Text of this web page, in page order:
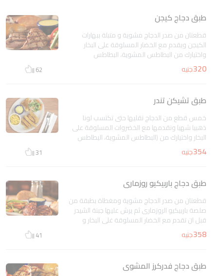
طبق دجاج كيجن
قطعتان من صدر الدجاج مشوية و متبلة ببهارات
الكيجن ويقدم مع الخضار المسلوقة على البخار
واختيارك من البطاطس المشوية، البطاطس
المهروسة، الذرة الحلوة، بطاطس فدركرز زدجيز،
البطاطس المقلية و صلصة الهانى مستردة مع خبز
320جنيه 62
طبق تشيكن تندر
خمس قطع من الدجاج نقليها حتى تكتسب لونا
ذهبيا شهيا ونقدمها مع الخضروات المسلوقة على
البخار واختيارك من (البطاطس المشوية، البطاطس
المهروسة، الذرة الحلوة، بطاطس فدركرز ودجيز، او
البطاطس المقلية) و صلصة الهانى مستردة مع خبز
354جنيه 31
طبق دجاج باربيكيو روزمارى
قطعتان من صدر الدجاج مشوية ومغطاة بطبقة من
صلصة باربيكيو الروزمارى ثم يرش عليها جبنة الشيدر
قبل ان تقدم مع الخضار المسلوقة غلى البخار و
اختيارك من البطاطس المشوية، البطاطس
المهروسة، الذرة الحلوة، بطاطس فدركرز زدجيز أو
358جنيه 41
طبق دجاج فدركرز المشوى